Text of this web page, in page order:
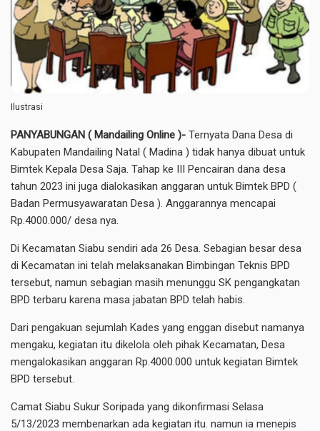
Ilustrasi
PANYABUNGAN ( Mandailing Online )- Ternyata Dana Desa di
Kabupaten Mandailing Natal ( Madina ) tidak hanya dibuat untuk
Bimtek Kepala Desa Saja. Tahap ke III Pencairan dana desa
tahun 2023 ini juga dialokasikan anggaran untuk Bimtek BPD (
Badan Permusyawaratan Desa ). Anggarannya mencapai
Rp.4000.000/ desa nya.
Di Kecamatan Siabu sendiri ada 26 Desa. Sebagian besar desa
di Kecamatan ini telah melaksanakan Bimbingan Teknis BPD
tersebut, namun sebagian masih menunggu SK pengangkatan
BPD terbaru karena masa jabatan BPD telah habis.
Dari pengakuan sejumlah Kades yang enggan disebut namanya
mengaku, kegiatan itu dikelola oleh pihak Kecamatan, Desa
mengalokasikan anggaran Rp.4000.000 untuk kegiatan Bimtek
BPD tersebut.
Camat Siabu Sukur Soripada yang dikonfirmasi Selasa
5/13/2023 membenarkan ada kegiatan itu. namun ia menepis